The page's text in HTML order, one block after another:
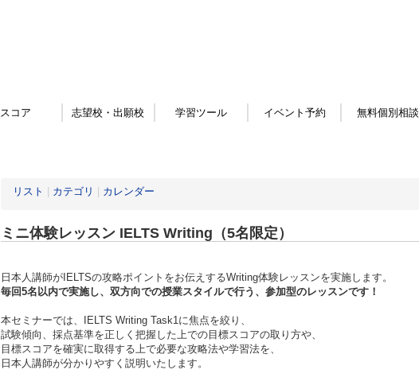
スコア 志望校・出願校 学習ツール イベント予約 無料個別相談
リスト カテゴリ カレンダー
ミニ体験レッスン IELTS Writing（5名限定）
日本人講師がIELTSの攻略ポイントをお伝えするWriting体験レッスンを実施します。
毎回5名以内で実施し、双方向での授業スタイルで行う、参加型のレッスンです！
本セミナーでは、IELTS Writing Task1に焦点を絞り、
試験傾向、採点基準を正しく把握した上での目標スコアの取り方や、
目標スコアを確実に取得する上で必要な攻略法や学習法を、
日本人講師が分かりやすく説明いたします。